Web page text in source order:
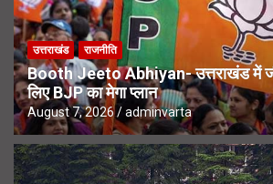
उत्तराखंड राजनीति
Booth Jeeto Abhiyan- उत्तराखंड में
लिए BJP का मेगा प्लान
August 7, 2026 adminvarta